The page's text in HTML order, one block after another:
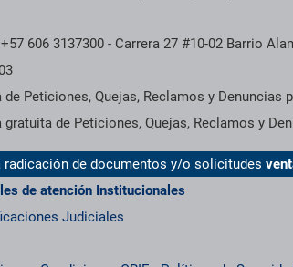
+57 606 3137300 - Carrera 27 #10-02 Barrio
de Peticiones, Quejas, Reclamos y Denuncias
gratuita de Peticiones, Quejas, Reclamos y
radicación de documentos y/o solicitudes
de atención Institucionales
Judiciales